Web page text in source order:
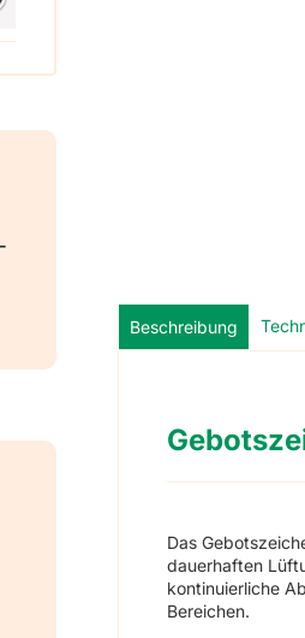
Beschreibung
Das
dauerhaften
kontinuierliche
Bereichen.